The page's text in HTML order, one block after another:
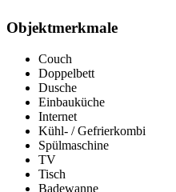
Objektmerkmale
Couch
Doppelbett
Dusche
Einbauküche
Internet
Kühl- / Gefrierkombi
Spülmaschine
TV
Tisch
Badewanne